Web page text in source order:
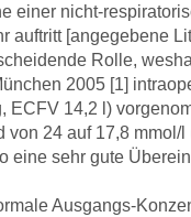
einer nicht-
auftritt [angegebene
Rolle,
2005 [1]
ECFV 14,2 l)
24 auf 17,8 mmol/l
eine sehr gute
Ausgangs-